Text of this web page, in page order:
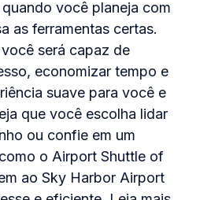
você planeja com
as ferramentas certas.
será capaz de
economizar tempo e
suave para você e
que você escolha lidar
ou confie em um
o Airport Shuttle of
ao Sky Harbor Airport